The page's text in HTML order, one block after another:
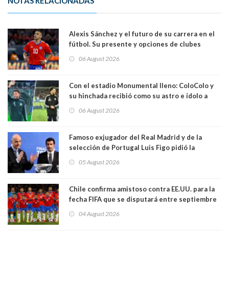
Alexis Sánchez y el futuro de su carrera en el
fútbol. Su presente y opciones de clubes
06 August 2026
Con el estadio Monumental lleno: ColoColo y
su hinchada recibió como su astro e ídolo a
06 August 2026
Famoso exjugador del Real Madrid y de la
selección de Portugal Luis Figo pidió la
comportamiento más bajo y cobarde que he
05 August 2026
Chile confirma amistoso contra EE.UU. para la
fecha FIFA que se disputará entre septiembre
04 August 2026